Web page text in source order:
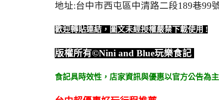
地址:台中市西屯區中清路二段189巷99
歡迎轉貼連結，圖文未經授權嚴禁下載使用 !
版權所有©Nini and Blue玩樂食記
食記具時效性， 店家資訊與優惠以官方公告為主